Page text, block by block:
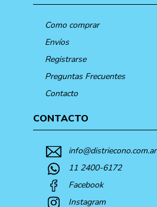
Como comprar
Envíos
Registrarse
Preguntas Frecuentes
Contacto
CONTACTO
info@distriecono.com.ar
11 2400-6172
Facebook
Instagram